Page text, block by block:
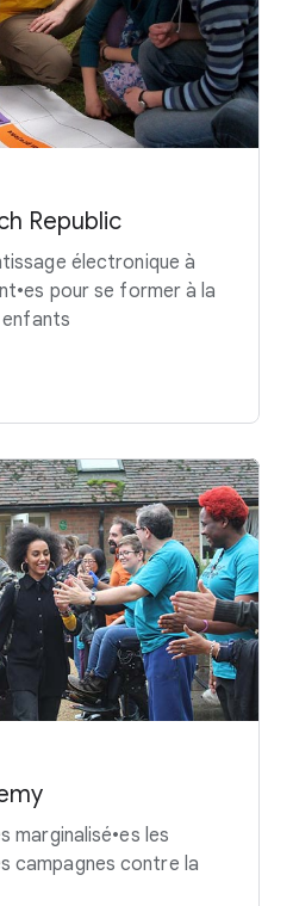
Republic
électronique à
pour se former à la
enfants
marginalisé•es les
campagnes contre la